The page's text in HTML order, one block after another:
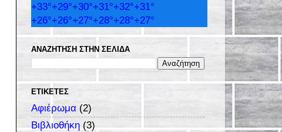
+33°+29°+30°+31°+32°+31°
+26°+26°+27°+28°+28°+27°
ΑΝΑΖΉΤΗΣΗ ΣΤΗΝ ΣΕΛΊΔΑ
ΕΤΙΚΈΤΕΣ
Αφιέρωμα (2)
Βιβλιοθήκη (3)